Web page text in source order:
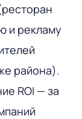
и рекламу
района).
ROI — за